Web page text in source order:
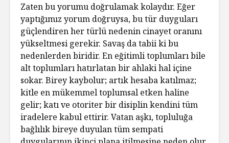
Zaten bu yorumu doğrulamak kolaydır. Eğer
yaptığımız yorum doğruysa, bu tür duyguları
güçlendiren her türlü nedenin cinayet oranını
yükseltmesi gerekir. Savaş da tabii ki bu
nedenlerden biridir. En eğitimli toplumları bile
alt toplumları hatırlatan bir ahlaki hal içine
sokar. Birey kaybolur; artık hesaba katılmaz;
kitle en mükemmel toplumsal etken haline
gelir; katı ve otoriter bir disiplin kendini tüm
iradelere kabul ettirir. Vatan aşkı, topluluğa
bağlılık bireye duyulan tüm sempati